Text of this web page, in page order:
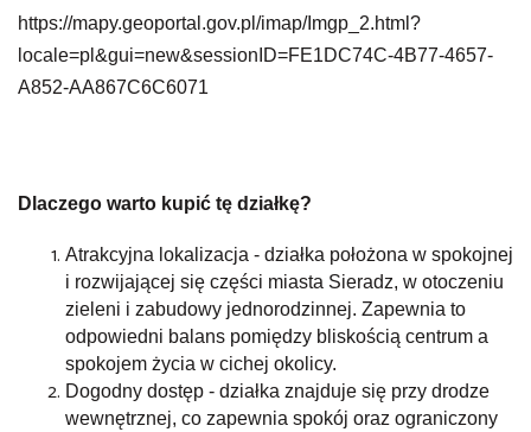
https://mapy.geoportal.gov.pl/imap/Imgp_2.html?
locale=pl&gui=new&sessionID=FE1DC74C-4B77-4657-
A852-AA867C6C6071
Dlaczego warto kupić tę działkę?
Atrakcyjna lokalizacja - działka położona w spokojnej
i rozwijającej się części miasta Sieradz, w otoczeniu
zieleni i zabudowy jednorodzinnej. Zapewnia to
odpowiedni balans pomiędzy bliskością centrum a
spokojem życia w cichej okolicy.
Dogodny dostęp - działka znajduje się przy drodze
wewnętrznej, co zapewnia spokój oraz ograniczony